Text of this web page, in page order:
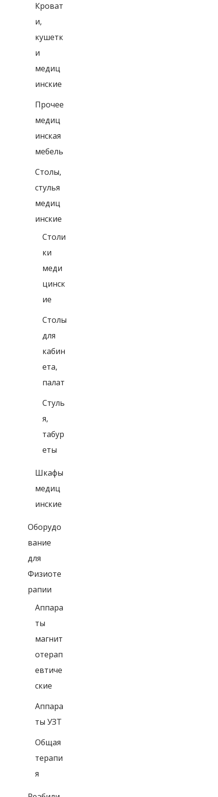
Кроват
и,
кушетк
и
медиц
инские
Прочее
медиц
инская
мебель
Столы,
стулья
медиц
инские
Столи
ки
меди
цинск
ие
Столы
для
кабин
ета,
палат
Стуль
я,
табур
еты
Шкафы
медиц
инские
Оборудо
вание
для
Физиоте
рапии
Аппара
ты
магнит
отерап
евтиче
ские
Аппара
ты УЗТ
Общая
терапи
я